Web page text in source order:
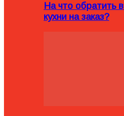
На что обратить
кухни на заказ?